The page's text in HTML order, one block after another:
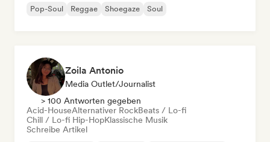
Pop-Soul
Reggae Shoegaze Soul
Zoila Antonio
Media Outlet/Journalist
> 100 Antworten gegeben
Acid-HouseAlternativer RockBeats / Lo-fi
Chill / Lo-fi Hip-HopKlassische Musik
Schreibe Artikel